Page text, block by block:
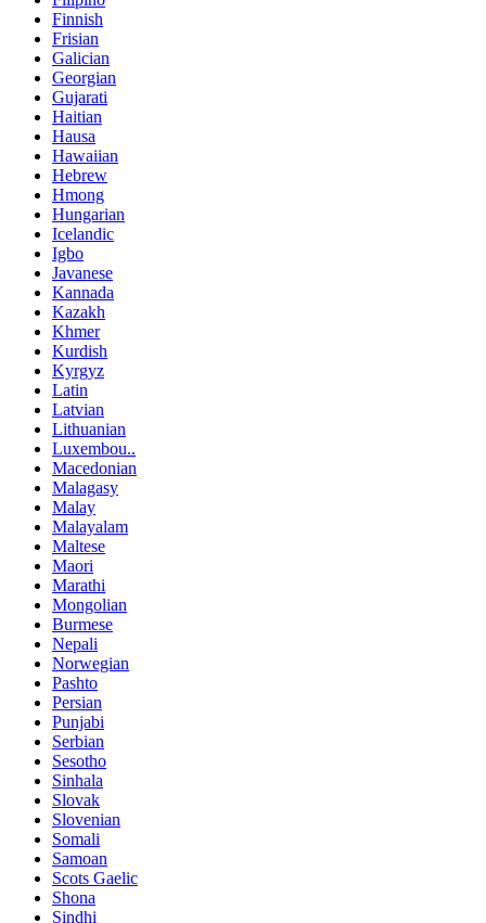
Finnish
Frisian
Galician
Georgian
Gujarati
Haitian
Hausa
Hawaiian
Hebrew
Hmong
Hungarian
Icelandic
Igbo
Javanese
Kannada
Kazakh
Khmer
Kurdish
Kyrgyz
Latin
Latvian
Lithuanian
Luxembou..
Macedonian
Malagasy
Malay
Malayalam
Maltese
Maori
Marathi
Mongolian
Burmese
Nepali
Norwegian
Pashto
Persian
Punjabi
Serbian
Sesotho
Sinhala
Slovak
Slovenian
Somali
Samoan
Scots Gaelic
Shona
Sindhi